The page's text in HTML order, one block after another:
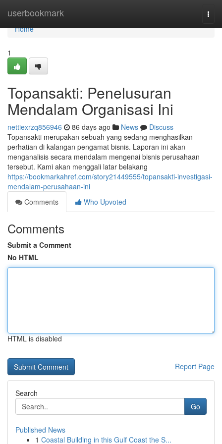
userbookmark
Home
Home
1
Topansakti: Penelusuran
Mendalam Organisasi Ini
nettiexrzq856946 86 days ago News
Discuss
Topansakti merupakan sebuah yang sedang menghasilkan
perhatian di kalangan pengamat bisnis. Laporan ini akan
menganalisis secara mendalam mengenai bisnis perusahaan
tersebut. Kami akan menggali latar belakang
https://bookmarkahref.com/story21449555/topansakti-investigasi-
mendalam-perusahaan-ini
Comments
Who Upvoted
Comments
Submit a Comment
No HTML
HTML is disabled
Report Page
Search
Go
Published News
1 Coastal Building in this Gulf Coast the S...